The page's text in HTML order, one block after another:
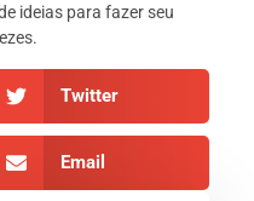
ideias para fazer seu
Twitter
Email